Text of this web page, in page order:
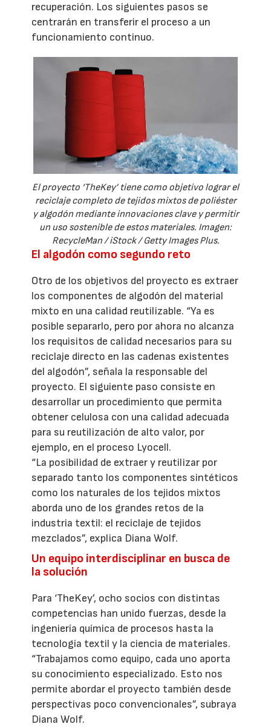
recuperación. Los siguientes pasos se
centrarán en transferir el proceso a un
funcionamiento continuo.
El proyecto ‘TheKey’ tiene como objetivo lograr el
reciclaje completo de tejidos mixtos de poliéster
y algodón mediante innovaciones clave y permitir
un uso sostenible de estos materiales. Imagen:
RecycleMan / iStock / Getty Images Plus.
El algodón como segundo reto
Otro de los objetivos del proyecto es extraer
los componentes de algodón del material
mixto en una calidad reutilizable. “Ya es
posible separarlo, pero por ahora no alcanza
los requisitos de calidad necesarios para su
reciclaje directo en las cadenas existentes
del algodón”, señala la responsable del
proyecto. El siguiente paso consiste en
desarrollar un procedimiento que permita
obtener celulosa con una calidad adecuada
para su reutilización de alto valor, por
ejemplo, en el proceso Lyocell.
“La posibilidad de extraer y reutilizar por
separado tanto los componentes sintéticos
como los naturales de los tejidos mixtos
aborda uno de los grandes retos de la
industria textil: el reciclaje de tejidos
mezclados”, explica Diana Wolf.
Un equipo interdisciplinar en busca de
la solución
Para ‘TheKey’, ocho socios con distintas
competencias han unido fuerzas, desde la
ingeniería química de procesos hasta la
tecnología textil y la ciencia de materiales.
“Trabajamos como equipo, cada uno aporta
su conocimiento especializado. Esto nos
permite abordar el proyecto también desde
perspectivas poco convencionales”, subraya
Diana Wolf.